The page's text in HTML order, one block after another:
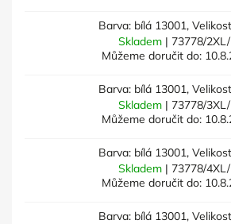
Barva: bílá 13001,
Skladem | 73778/
Můžeme doručit do:
Barva: bílá 13001,
Skladem | 73778/
Můžeme doručit do:
Barva: bílá 13001,
Skladem | 73778/
Můžeme doručit do:
Barva: bílá 13001,